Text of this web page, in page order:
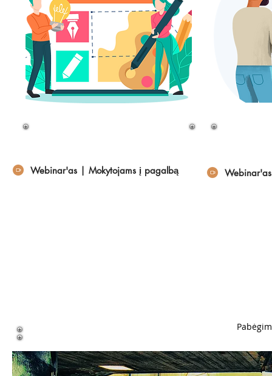
Webinar'as | Mokytojams į pagalbą